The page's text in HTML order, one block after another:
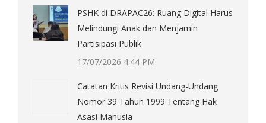
PSHK di DRAPAC26: Ruang Digital Harus
Melindungi Anak dan Menjamin
Partisipasi Publik
17/07/2026 4:44 PM
Catatan Kritis Revisi Undang-Undang
Nomor 39 Tahun 1999 Tentang Hak
Asasi Manusia